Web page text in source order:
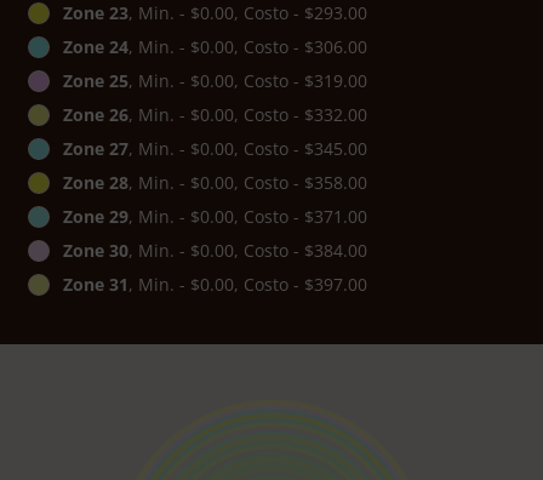
Zone 23, Min. - $0.00, Costo - $293.00
Zone 24, Min. - $0.00, Costo - $306.00
Zone 25, Min. - $0.00, Costo - $319.00
Zone 26, Min. - $0.00, Costo - $332.00
Zone 27, Min. - $0.00, Costo - $345.00
Zone 28, Min. - $0.00, Costo - $358.00
Zone 29, Min. - $0.00, Costo - $371.00
Zone 30, Min. - $0.00, Costo - $384.00
Zone 31, Min. - $0.00, Costo - $397.00